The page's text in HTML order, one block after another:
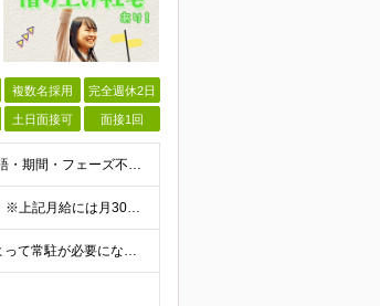
複数名採用 完全週休2日
土日面接可 面接1回
◆学歴不問 / 第二新卒歓迎 ◆何かしらのエンジニア経験をお持ちの方 （言語・期間・フェーズ不問） 経験浅めの方も遠慮なくご応募ください！ ■入社前Q＆A ────── ◎実力に見合った報酬が手に
【エンジニア経験6年以上の方】 月給46万円～100万円（固定残業代含む） ※上記月給には月30時間分の固定残業代（月8万7,400円～月19万円）を含む。超過分は全額支給。 【エンジニア経験4年以
★フルリモート勤務も可（全国応募OK/住宅手当を支給します） ※案件によって常駐が必要になる場合があります。 ※希望がない限り、転勤はありません ※U・Iターン歓迎 ★ルトラの社員は全国各地で活躍中